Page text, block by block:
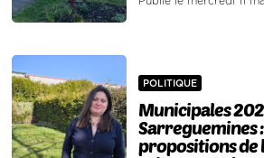
POLITIQUE
Municipales
Sarreguemines
propositions de